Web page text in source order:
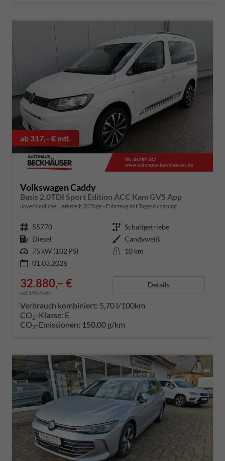
ab 317,– € mtl.
Volkswagen Caddy
Basis 2.0TDI Sport Edition ACC Kam GV5 App
unverbindliche Lieferzeit: 20 Tage Fahrzeug mit Tageszulassung
Fahrzeugnummer 55770 Getriebe Schaltgetriebe
Kraftstoff Diesel Außenfarbe Candyweiß
Leistung 75 kW (102 PS) Kilometerstand 10 km
01.03.2026
32.880,– €
incl. 19% MwSt.
Details
Verbrauch kombiniert: 5,70 l/100km
CO2-Klasse: E
CO2-Emissionen: 150,00 g/km